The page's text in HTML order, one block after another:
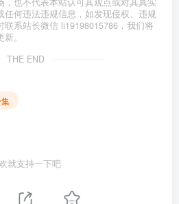
任何违法违规信息，如发现侵权、违规
系站长微信 li19198015786，我们将
。
THE END
就支持一下吧